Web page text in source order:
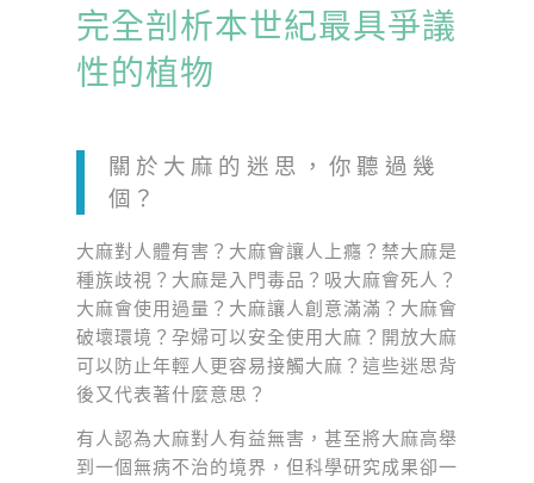
完全剖析本世紀最具爭議
性的植物
關於大麻的迷思，你聽過幾
個？
大麻對人體有害？大麻會讓人上癮？禁大麻是
種族歧視？大麻是入門毒品？吸大麻會死人？
大麻會使用過量？大麻讓人創意滿滿？大麻會
破壞環境？孕婦可以安全使用大麻？開放大麻
可以防止年輕人更容易接觸大麻？這些迷思背
後又代表著什麼意思？
有人認為大麻對人有益無害，甚至將大麻高舉
到一個無病不治的境界，但科學研究成果卻一